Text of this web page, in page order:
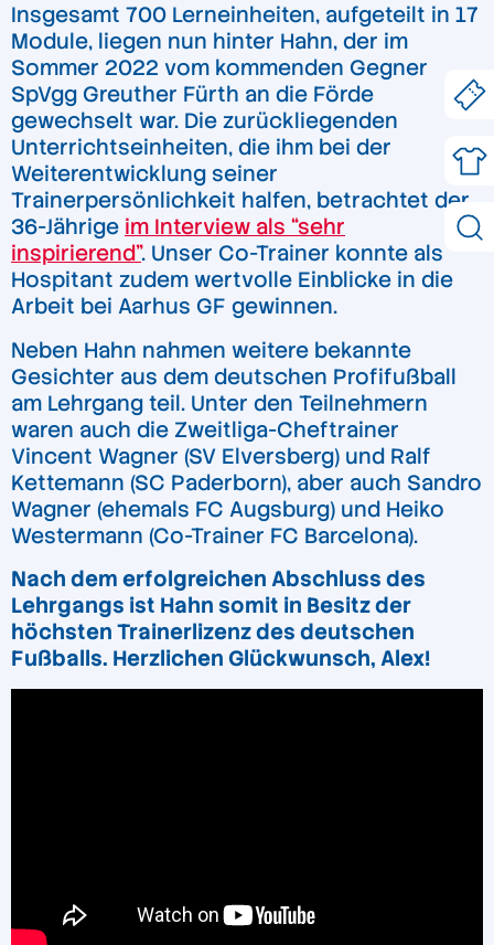
Insgesamt 700 Lerneinheiten, aufgeteilt in 17
Module, liegen nun hinter Hahn, der im
Sommer 2022 vom kommenden Gegner
SpVgg Greuther Fürth an die Förde
gewechselt war. Die zurückliegenden
Unterrichtseinheiten, die ihm bei der
Weiterentwicklung seiner
Trainerpersönlichkeit halfen, betrachtet der
36-Jährige im Interview als “sehr
inspirierend”. Unser Co-Trainer konnte als
Hospitant zudem wertvolle Einblicke in die
Arbeit bei Aarhus GF gewinnen.
Neben Hahn nahmen weitere bekannte
Gesichter aus dem deutschen Profifußball
am Lehrgang teil. Unter den Teilnehmern
waren auch die Zweitliga-Cheftrainer
Vincent Wagner (SV Elversberg) und Ralf
Kettemann (SC Paderborn), aber auch Sandro
Wagner (ehemals FC Augsburg) und Heiko
Westermann (Co-Trainer FC Barcelona).
Nach dem erfolgreichen Abschluss des
Lehrgangs ist Hahn somit in Besitz der
höchsten Trainerlizenz des deutschen
Fußballs. Herzlichen Glückwunsch, Alex!